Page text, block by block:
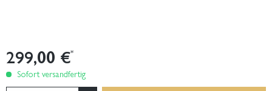
299,00 €*
Sofort versandfertig